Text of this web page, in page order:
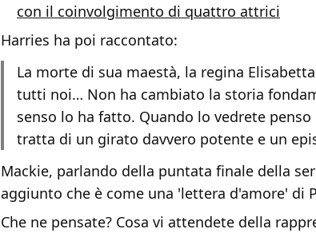
con il coinvolgimento di quattro attrici
Harries ha poi raccontato:
La morte di sua maestà, la regina
tutti noi… Non ha cambiato la storia
senso lo ha fatto. Quando lo vedrete
tratta di un girato davvero potente e un
Mackie, parlando della puntata finale della
aggiunto che è come una 'lettera d'amore' di
Che ne pensate? Cosa vi attendete della